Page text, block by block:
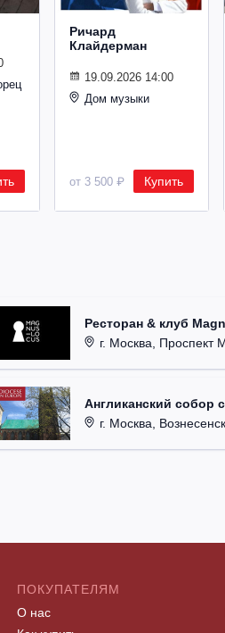
Ричард
Клайдерман
19.09.2026 14:00
Дом музыки
от 3 500 ₽ Купить
Ресторан & клуб
г. Москва, Проспект
Англиканский собор
г. Москва,
ПОКУПАТЕЛЯМ
О нас